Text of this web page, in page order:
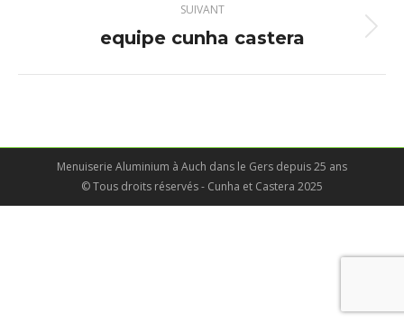
:
SUIVANT
Album
equipe cunha castera
Menuiserie Aluminium à Auch dans le Gers depuis 25 ans
© Tous droits réservés - Cunha et Castera 2025